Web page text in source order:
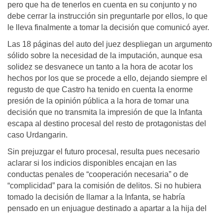
pero que ha de tenerlos en cuenta en su conjunto y no
debe cerrar la instrucción sin preguntarle por ellos, lo que
le lleva finalmente a tomar la decisión que comunicó ayer.
Las 18 páginas del auto del juez despliegan un argumento
sólido sobre la necesidad de la imputación, aunque esa
solidez se desvanece un tanto a la hora de acotar los
hechos por los que se procede a ello, dejando siempre el
regusto de que Castro ha tenido en cuenta la enorme
presión de la opinión pública a la hora de tomar una
decisión que no transmita la impresión de que la Infanta
escapa al destino procesal del resto de protagonistas del
caso Urdangarin.
Sin prejuzgar el futuro procesal, resulta pues necesario
aclarar si los indicios disponibles encajan en las
conductas penales de “cooperación necesaria” o de
“complicidad” para la comisión de delitos. Si no hubiera
tomado la decisión de llamar a la Infanta, se habría
pensado en un enjuague destinado a apartar a la hija del